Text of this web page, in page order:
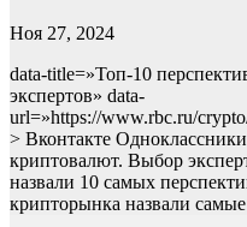
Ноя 27, 2024
data-title=»Топ-10
экспертов» data-
url=»https://www.rbc.ru/
> Вконтакте
криптовалют. Выбор
назвали 10 самых
крипторынка назвали